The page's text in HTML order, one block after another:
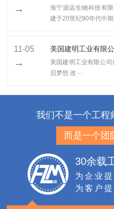
→
海宁源远生物科技有
建于20世纪90年代中期
11-05
→
美国建明工业有限
美国建明工业有限公
启梦想 改···
我们不是一个工程
而是一个团
30余载
为企业
为客户